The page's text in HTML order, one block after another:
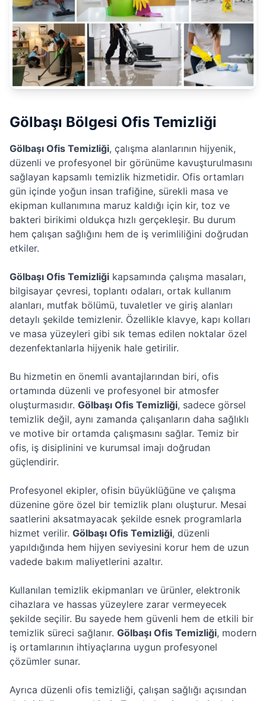
Gölbaşı Bölgesi Ofis Temizliği
Gölbaşı Ofis Temizliği, çalışma alanlarının hijyenik,
düzenli ve profesyonel bir görünüme kavuşturulmasını
sağlayan kapsamlı temizlik hizmetidir. Ofis ortamları
gün içinde yoğun insan trafiğine, sürekli masa ve
ekipman kullanımına maruz kaldığı için kir, toz ve
bakteri birikimi oldukça hızlı gerçekleşir. Bu durum
hem çalışan sağlığını hem de iş verimliliğini doğrudan
etkiler.
Gölbaşı Ofis Temizliği kapsamında çalışma masaları,
bilgisayar çevresi, toplantı odaları, ortak kullanım
alanları, mutfak bölümü, tuvaletler ve giriş alanları
detaylı şekilde temizlenir. Özellikle klavye, kapı kolları
ve masa yüzeyleri gibi sık temas edilen noktalar özel
dezenfektanlarla hijyenik hale getirilir.
Bu hizmetin en önemli avantajlarından biri, ofis
ortamında düzenli ve profesyonel bir atmosfer
oluşturmasıdır. Gölbaşı Ofis Temizliği, sadece görsel
temizlik değil, aynı zamanda çalışanların daha sağlıklı
ve motive bir ortamda çalışmasını sağlar. Temiz bir
ofis, iş disiplinini ve kurumsal imajı doğrudan
güçlendirir.
Profesyonel ekipler, ofisin büyüklüğüne ve çalışma
düzenine göre özel bir temizlik planı oluşturur. Mesai
saatlerini aksatmayacak şekilde esnek programlarla
hizmet verilir. Gölbaşı Ofis Temizliği, düzenli
yapıldığında hem hijyen seviyesini korur hem de uzun
vadede bakım maliyetlerini azaltır.
Kullanılan temizlik ekipmanları ve ürünler, elektronik
cihazlara ve hassas yüzeylere zarar vermeyecek
şekilde seçilir. Bu sayede hem güvenli hem de etkili bir
temizlik süreci sağlanır. Gölbaşı Ofis Temizliği, modern
iş ortamlarının ihtiyaçlarına uygun profesyonel
çözümler sunar.
Ayrıca düzenli ofis temizliği, çalışan sağlığı açısından